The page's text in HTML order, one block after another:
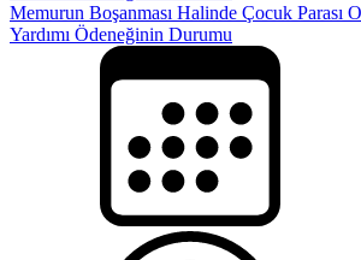
Memurun Boşanması Halinde Çocuk Parası
Yardımı Ödeneğinin Durumu